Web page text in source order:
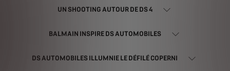
UN SHOOTING AUTOUR DE DS 4
BALMAIN INSPIRE DS AUTOMOBILES
DS AUTOMOBILES ILLUMNIE LE DÉFILÉ COPERNI